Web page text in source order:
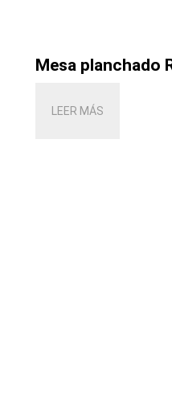
Mesa planchado
LEER MÁS